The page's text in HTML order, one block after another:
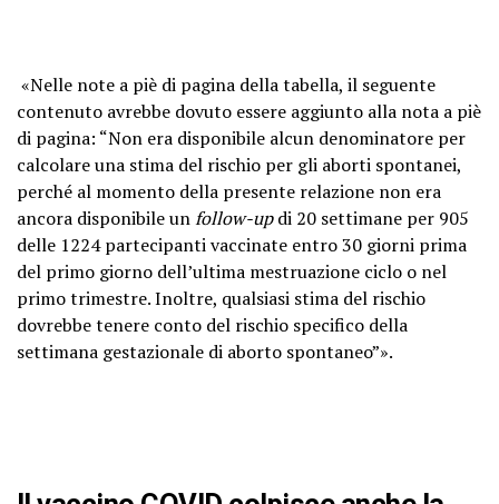
«Nelle note a piè di pagina della tabella, il seguente
contenuto avrebbe dovuto essere aggiunto alla nota a piè
di pagina: “Non era disponibile alcun denominatore per
calcolare una stima del rischio per gli aborti spontanei,
perché al momento della presente relazione non era
ancora disponibile unfollow-updi 20 settimane per 905
delle 1224 partecipanti vaccinate entro 30 giorni prima
del primo giorno dell’ultima mestruazione ciclo o nel
primo trimestre. Inoltre, qualsiasi stima del rischio
dovrebbe tenere conto del rischio specifico della
settimana gestazionale di aborto spontaneo”».